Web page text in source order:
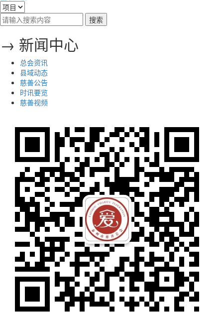
→ 新闻中心
总会资讯
县域动态
慈善公告
时讯要览
慈善视频